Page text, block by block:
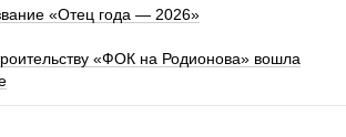
«Отец года — 2026»
«ФОК на Родионова» вошла